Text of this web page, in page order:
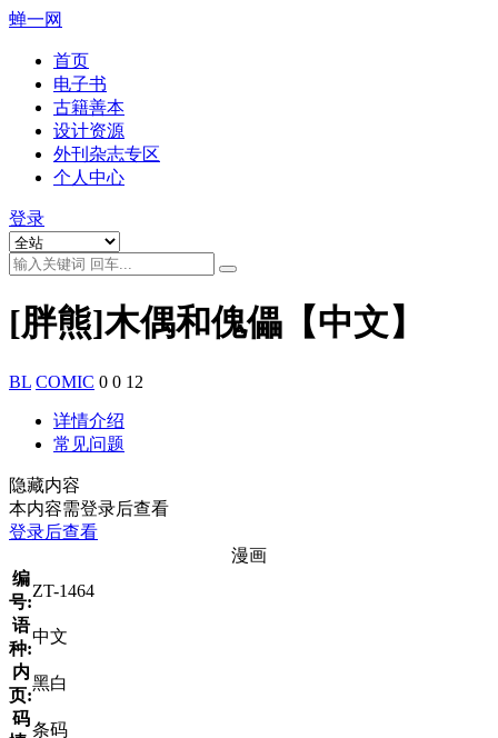
蝉一网
首页
电子书
古籍善本
设计资源
外刊杂志专区
个人中心
登录
[胖熊]木偶和傀儡【中文】
BL COMIC 0 0 12
详情介绍
常见问题
隐藏内容
本内容需登录后查看
登录后查看
漫画
编
号:
ZT-1464
语
种:
中文
内
页:
黑白
码
条码